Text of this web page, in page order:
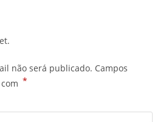
não será publicado. Campos
*